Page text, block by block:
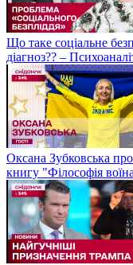
Що таке соціальне
діагноз?? –
Оксана Зубковська
книгу "Філософія